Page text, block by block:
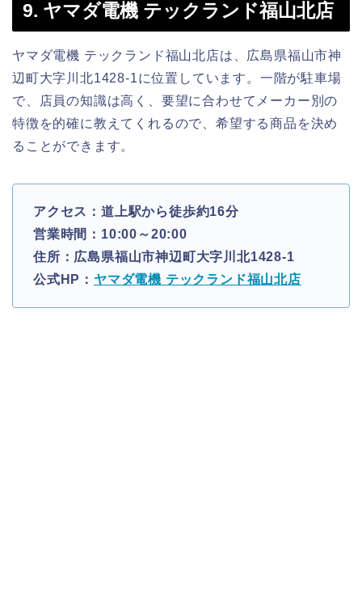
9. ヤマダ電機 テックランド福山北店
ヤマダ電機 テックランド福山北店は、広島県福山市神
辺町大字川北1428-1に位置しています。一階が駐車場
で、店員の知識は高く、要望に合わせてメーカー別の
特徴を的確に教えてくれるので、希望する商品を決め
ることができます。
アクセス：道上駅から徒歩約16分
営業時間：10:00～20:00
住所：広島県福山市神辺町大字川北1428-1
公式HP： ヤマダ電機 テックランド福山北店